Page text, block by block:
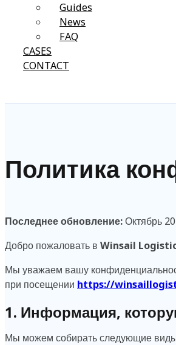
Guides
News
FAQ
CASES
CONTACT
Политика
Последнее обновление:Октябрь
Добро пожаловать в Winsail
Мы уважаем вашу
при посещении https://
1. Информация,
Мы можем собирать следующие